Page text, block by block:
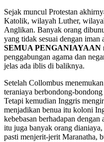
Sejak muncul Protestan
Katolik, wilayah Luther,
Anglikan. Banyak orang
yang tidak sesuai dengan iman
SEMUA PENGANIAYAAN
penggabungan agama dan
jelas ada iblis di baliknya.
Setelah Collombus
teraniaya berbondong-
Tetapi kemudian Inggris
menjadikan benua itu koloni
kebebasan berhadapan
itu juga banyak orang
pasti menjerit-jerit Maranatha,